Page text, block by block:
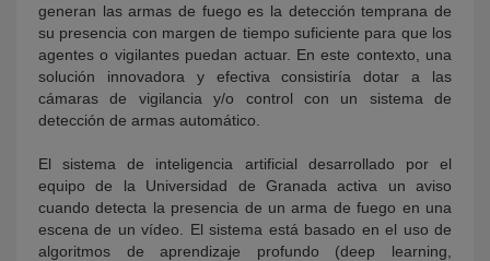
generan las armas de fuego es la detección temprana de
su presencia con margen de tiempo suficiente para que los
agentes o vigilantes puedan actuar. En este contexto, una
solución innovadora y efectiva consistiría dotar a las
cámaras de vigilancia y/o control con un sistema de
detección de armas automático.
El sistema de inteligencia artificial desarrollado por el
equipo de la Universidad de Granada activa un aviso
cuando detecta la presencia de un arma de fuego en una
escena de un vídeo. El sistema está basado en el uso de
algoritmos de aprendizaje profundo (deep learning,